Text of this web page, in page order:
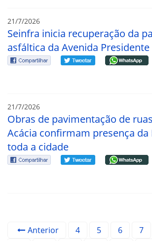
21/7/2026
Seinfra inicia recuperação da
asfáltica da Avenida
21/7/2026
Obras de pavimentação de
Acácia confirmam presença
toda a cidade
Anterior 4 5 6 7